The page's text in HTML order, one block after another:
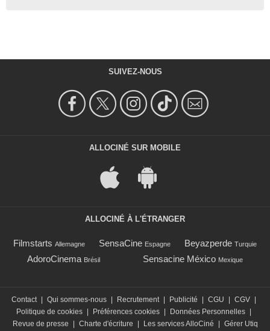
SUIVEZ-NOUS
ALLOCINÉ SUR MOBILE
ALLOCINÉ À L'ÉTRANGER
Filmstarts Allemagne SensaCine Espagne Beyazperde Turquie
AdoroCinema Brésil Sensacine México Mexique
Contact | Qui sommes-nous | Recrutement | Publicité | CGU | CGV |
Politique de cookies | Préférences cookies | Données Personnelles |
Revue de presse
| Charte d'écriture | Les services AlloCiné | Gérer Utiq